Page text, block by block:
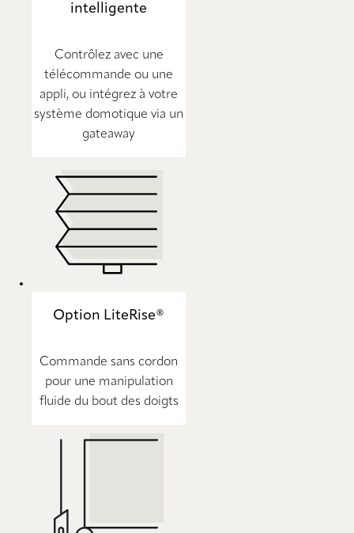
intelligente
Contrôlez avec une
télécommande ou une
appli, ou intégrez à votre
système domotique via un
gateaway
Option LiteRise®
Commande sans cordon
pour une manipulation
fluide du bout des doigts